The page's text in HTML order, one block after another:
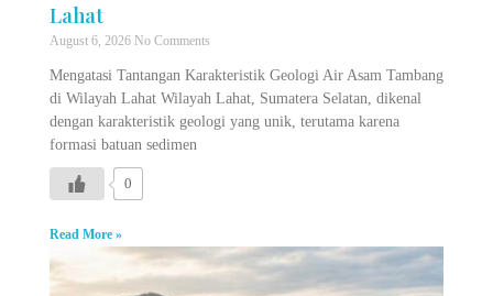
Lahat
August 6, 2026 No Comments
Mengatasi Tantangan Karakteristik Geologi Air Asam Tambang
di Wilayah Lahat Wilayah Lahat, Sumatera Selatan, dikenal
dengan karakteristik geologi yang unik, terutama karena
formasi batuan sedimen
0
Read More »